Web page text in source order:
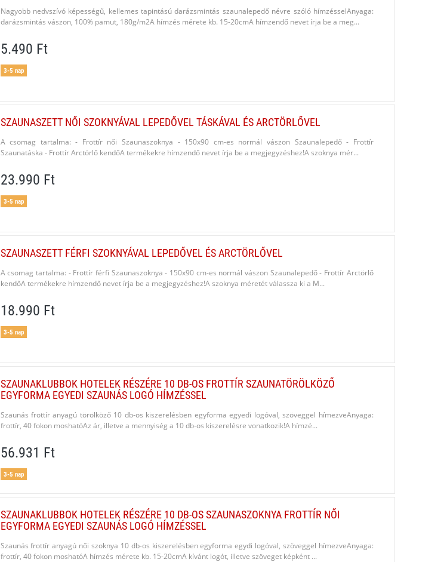
Nagyobb nedvszívó képességű, kellemes tapintású darázsmintás szaunalepedő névre szóló hímzésselAnyaga:
darázsmintás vászon, 100% pamut, 180g/m2A hímzés mérete kb. 15-20cmA hímzendő nevet írja be a meg...
5.490 Ft
3-5 nap
SZAUNASZETT NŐI SZOKNYÁVAL LEPEDŐVEL TÁSKÁVAL ÉS ARCTÖRLŐVEL
A csomag tartalma: - Frottír női Szaunaszoknya - 150x90 cm-es normál vászon Szaunalepedő - Frottír
Szaunatáska - Frottír Arctörlő kendőA termékekre hímzendő nevet írja be a megjegyzéshez!A szoknya mér...
23.990 Ft
3-5 nap
SZAUNASZETT FÉRFI SZOKNYÁVAL LEPEDŐVEL ÉS ARCTÖRLŐVEL
A csomag tartalma: - Frottír férfi Szaunaszoknya - 150x90 cm-es normál vászon Szaunalepedő - Frottír Arctörlő
kendőA termékekre hímzendő nevet írja be a megjegyzéshez!A szoknya méretét válassza ki a M...
18.990 Ft
3-5 nap
SZAUNAKLUBBOK HOTELEK RÉSZÉRE 10 DB-OS FROTTÍR SZAUNATÖRÖLKÖZŐ
EGYFORMA EGYEDI SZAUNÁS LOGÓ HÍMZÉSSEL
Szaunás frottír anyagú törölköző 10 db-os kiszerelésben egyforma egyedi logóval, szöveggel hímezveAnyaga:
frottír, 40 fokon moshatóAz ár, illetve a mennyiség a 10 db-os kiszerelésre vonatkozik!A hímzé...
56.931 Ft
3-5 nap
SZAUNAKLUBBOK HOTELEK RÉSZÉRE 10 DB-OS SZAUNASZOKNYA FROTTÍR NŐI
EGYFORMA EGYEDI SZAUNÁS LOGÓ HÍMZÉSSEL
Szaunás frottír anyagú női szoknya 10 db-os kiszerelésben egyforma egydi logóval, szöveggel hímezveAnyaga:
frottír, 40 fokon moshatóA hímzés mérete kb. 15-20cmA kívánt logót, illetve szöveget képként ...